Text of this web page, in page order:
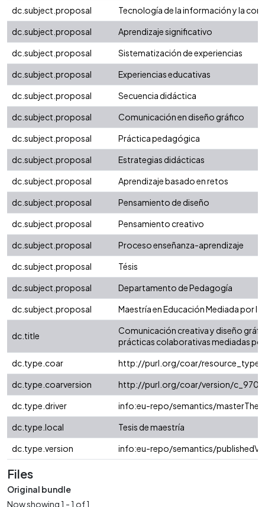
dc.subject.proposal
Tecnología de la información y la
dc.subject.proposal
Aprendizaje significativo
dc.subject.proposal
Sistematización de experiencias
dc.subject.proposal
Experiencias educativas
dc.subject.proposal
Secuencia didáctica
dc.subject.proposal
Comunicación en diseño gráfico
dc.subject.proposal
Práctica pedagógica
dc.subject.proposal
Estrategias didácticas
dc.subject.proposal
Aprendizaje basado en retos
dc.subject.proposal
Pensamiento de diseño
dc.subject.proposal
Pensamiento creativo
dc.subject.proposal
Proceso enseñanza-aprendizaje
dc.subject.proposal
Tésis
dc.subject.proposal
Departamento de Pedagogía
dc.subject.proposal
Maestría en Educación Mediada por
dc.title
Comunicación creativa y diseño
prácticas colaborativas mediadas por
dc.type.coar
http://purl.org/coar/resource_type/
dc.type.coarversion
http://purl.org/coar/version/
dc.type.driver
info:eu-repo/semantics/
dc.type.local
Tesis de maestría
dc.type.version
info:eu-repo/semantics/
Files
Original bundle
Now showing1 - 1 of 1